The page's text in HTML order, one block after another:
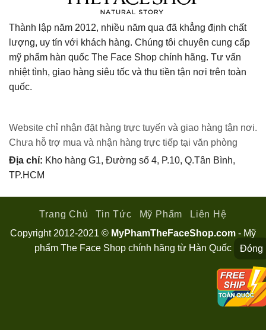
Thành lập năm 2012, nhiều năm qua đã khẳng định chất
lượng, uy tín với khách hàng. Chúng tôi chuyên cung cấp
mỹ phẩm hàn quốc The Face Shop chính hãng. Tư vấn
nhiệt tình, giao hàng siêu tốc và thu tiền tận nơi trên toàn
quốc.
Website chỉ nhận đặt hàng trực tuyến và giao hàng tận nơi.
Chưa hỗ trợ mua và nhận hàng trực tiếp tại văn phòng
Địa chỉ: Kho hàng G1, Đường số 4, P.10, Q.Tân Bình,
TP.HCM
Trang Chủ Tin Tức Mỹ Phẩm
Liên Hệ
Copyright 2012-2021 © MyPhamTheFaceShop.com - Mỹ
phẩm The Face Shop chính hãng từ Hàn Quốc
Đóng